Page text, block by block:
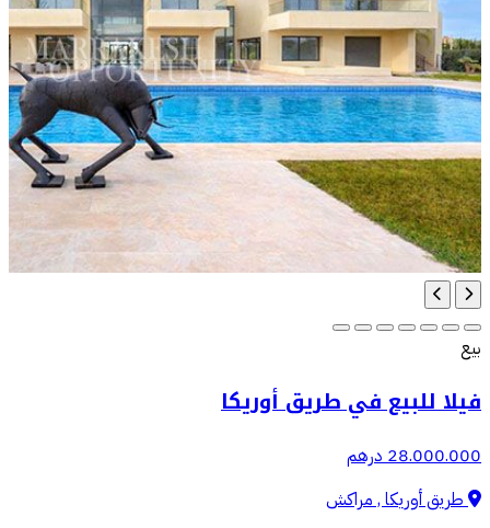
بيع
فيلا للبيع في طريق أوريكا
28.000.000 درهم
طريق أوريكا , مراكش